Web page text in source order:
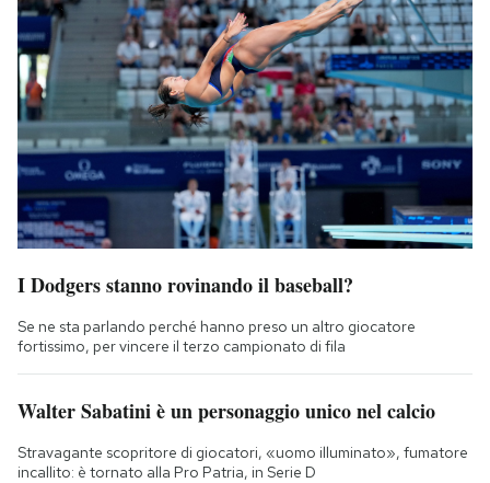
I Dodgers stanno rovinando il baseball?
Se ne sta parlando perché hanno preso un altro giocatore
fortissimo, per vincere il terzo campionato di fila
Walter Sabatini è un personaggio unico nel calcio
Stravagante scopritore di giocatori, «uomo illuminato», fumatore
incallito: è tornato alla Pro Patria, in Serie D